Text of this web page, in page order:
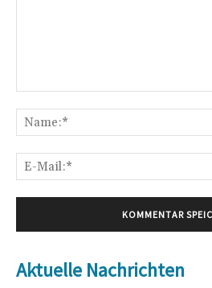
Aktuelle Nachrichten